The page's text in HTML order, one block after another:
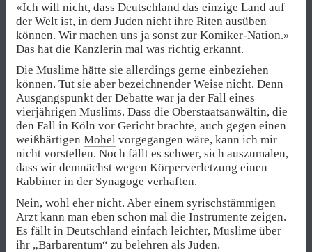
«Ich will nicht, dass Deutschland das einzige Land auf
der Welt ist, in dem Juden nicht ihre Riten ausüben
können. Wir machen uns ja sonst zur Komiker-Nation.»
Das hat die Kanzlerin mal was richtig erkannt.
Die Muslime hätte sie allerdings gerne einbeziehen
können. Tut sie aber bezeichnender Weise nicht. Denn
Ausgangspunkt der Debatte war ja der Fall eines
vierjährigen Muslims. Dass die Oberstaatsanwältin, die
den Fall in Köln vor Gericht brachte, auch gegen einen
weißbärtigen Mohel vorgegangen wäre, kann ich mir
nicht vorstellen. Noch fällt es schwer, sich auszumalen,
dass wir demnächst wegen Körperverletzung einen
Rabbiner in der Synagoge verhaften.
Nein, wohl eher nicht. Aber einem syrischstämmigen
Arzt kann man eben schon mal die Instrumente zeigen.
Es fällt in Deutschland einfach leichter, Muslime über
ihr „Barbarentum“ zu belehren als Juden.